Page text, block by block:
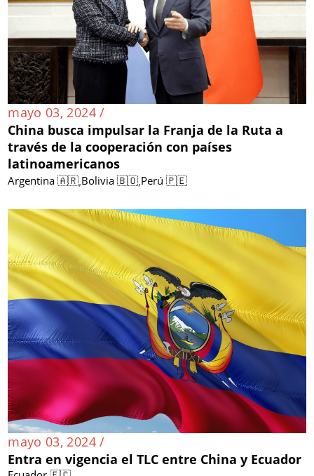
mayo 03, 2024 /
China busca impulsar la Franja de la Ruta a
través de la cooperación con países
latinoamericanos
Argentina 🇦🇷,Bolivia 🇧🇴,Perú 🇵🇪
mayo 03, 2024 /
Entra en vigencia el TLC entre China y Ecuador